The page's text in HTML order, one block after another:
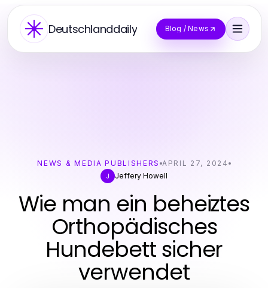
Deutschlanddaily Blog / News
NEWS & MEDIA PUBLISHERS APRIL 27, 2024
J
Jeffery Howell
Wie man ein beheiztes
Orthopädisches
Hundebett sicher
verwendet